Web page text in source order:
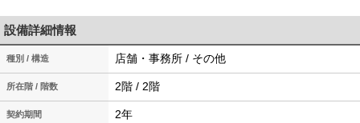
設備詳細情報
種別 / 構造 店舗・事務所 / その他
所在階 / 階数 2階 / 2階
契約期間 2年